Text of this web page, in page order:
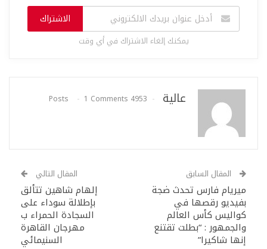
الاشتراك
يمكنك إلغاء الاشتراك في أي وقت
عالية 4953 Posts
1 Comments
المقال السابق
ميريام فارس تحدث ضجة
بفيديو رقصها في
كواليس كأس العالم
والجمهور : “بطلت تقتنع
إنها شاكيرا”
المقال التالي
إلهام شاهين تتألق
بإطلالة سوداء على
السجادة الحمراء ب
مهرجان القاهرة
السنيمائي